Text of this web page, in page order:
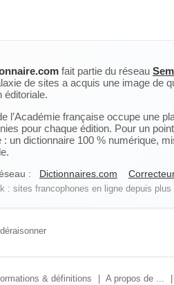
fait partie du réseau
de sites a acquis une image de
éditoriale.
l’Académie française occupe une
pour chaque édition. Pour un
un dictionnaire 100 % numérique,
: Dictionnaires.com
: sites francophones en ligne depuis
déraisonner
& définitions A propos de ...